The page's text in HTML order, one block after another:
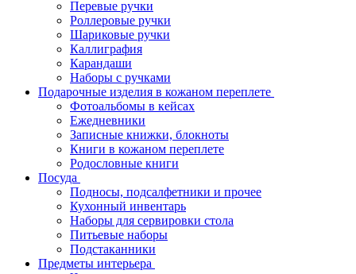
Перевые ручки
Роллеровые ручки
Шариковые ручки
Каллиграфия
Карандаши
Наборы с ручками
Подарочные изделия в кожаном переплете
Фотоальбомы в кейсах
Ежедневники
Записные книжки, блокноты
Книги в кожаном переплете
Родословные книги
Посуда
Подносы, подсалфетники и прочее
Кухонный инвентарь
Наборы для сервировки стола
Питьевые наборы
Подстаканники
Предметы интерьера